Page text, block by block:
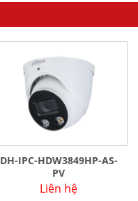
DH-IPC-HDW3849HP-AS-
PV
Liên hệ